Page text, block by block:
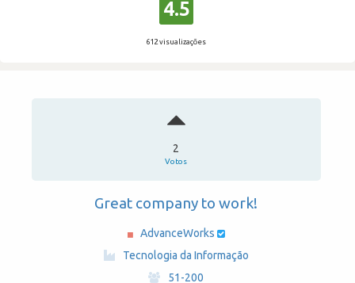
4.5
612 visualizações
2
Votos
Great company to work!
AdvanceWorks
Tecnologia da Informação
·
51-200